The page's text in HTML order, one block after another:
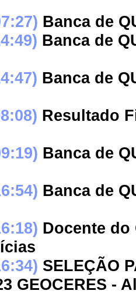
Banca de
Banca de
Banca de
Resultado
Banca de
Banca de
Docente do
SELEÇÃO
GEOCERES -